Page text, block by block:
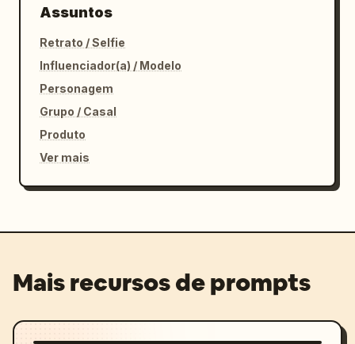
Assuntos
Retrato / Selfie
Influenciador(a) / Modelo
Personagem
Grupo / Casal
Produto
Ver mais
Mais recursos de prompts